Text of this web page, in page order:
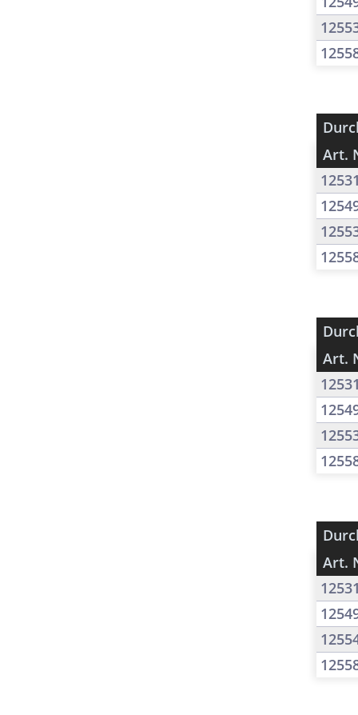
Art.
Art.
Art.